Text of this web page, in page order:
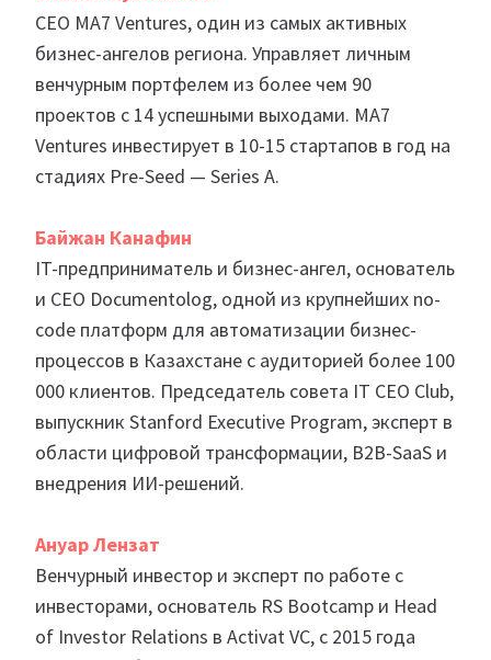
CEO MA7 Ventures, один из самых активных
бизнес-ангелов региона. Управляет личным
венчурным портфелем из более чем 90
проектов с 14 успешными выходами. MA7
Ventures инвестирует в 10-15 стартапов в год на
стадиях Pre-Seed — Series A.
Байжан Канафин
IT-предприниматель и бизнес-ангел, основатель
и CEO Documentolog, одной из крупнейших no-
code платформ для автоматизации бизнес-
процессов в Казахстане с аудиторией более 100
000 клиентов. Председатель совета IT CEO Club,
выпускник Stanford Executive Program, эксперт в
области цифровой трансформации, B2B-SaaS и
внедрения ИИ-решений.
Ануар Лензат
Венчурный инвестор и эксперт по работе с
инвесторами, основатель RS Bootcamp и Head
of Investor Relations в Activat VC, с 2015 года